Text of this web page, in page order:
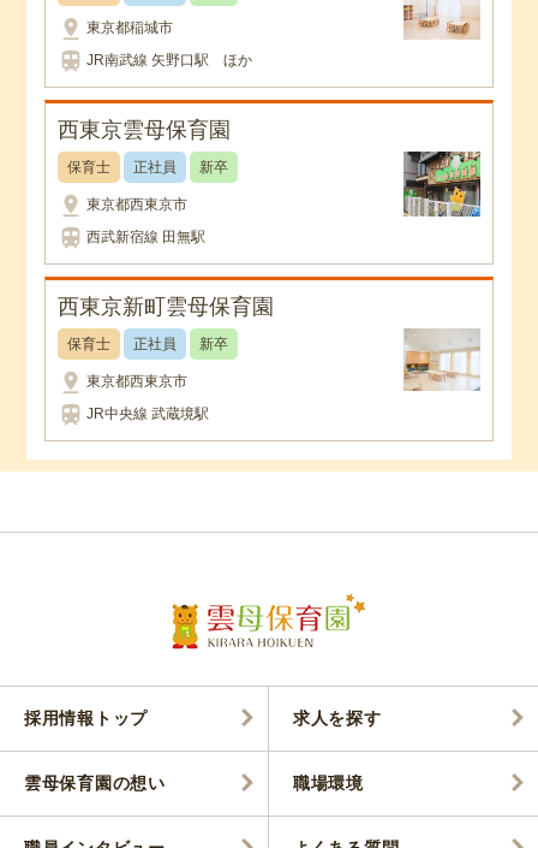
pin_drop 東京都稲城市
train JR南武線 矢野口駅 ほか
西東京雲母保育園
保育士 正社員 新卒
pin_drop 東京都西東京市
train 西武新宿線 田無駅
西東京新町雲母保育園
保育士 正社員 新卒
pin_drop 東京都西東京市
train JR中央線 武蔵境駅
採用情報トップ 求人を探す
雲母保育園の想い 職場環境